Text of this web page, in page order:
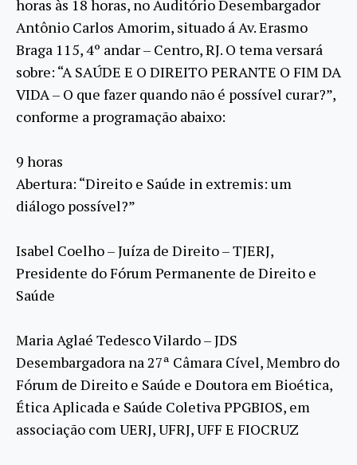
horas às 18 horas, no Auditório Desembargador
Antônio Carlos Amorim, situado á Av. Erasmo
Braga 115, 4º andar – Centro, RJ. O tema versará
sobre: “A SAÚDE E O DIREITO PERANTE O FIM DA
VIDA – O que fazer quando não é possível curar?”,
conforme a programação abaixo:
9 horas
Abertura: “Direito e Saúde in extremis: um
diálogo possível?”
Isabel Coelho – Juíza de Direito – TJERJ,
Presidente do Fórum Permanente de Direito e
Saúde
Maria Aglaé Tedesco Vilardo – JDS
Desembargadora na 27ª Câmara Cível, Membro do
Fórum de Direito e Saúde e Doutora em Bioética,
Ética Aplicada e Saúde Coletiva PPGBIOS, em
associação com UERJ, UFRJ, UFF E FIOCRUZ